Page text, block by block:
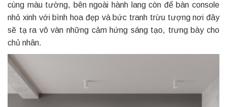
cùng màu tường, bên ngoài hành lang còn để bàn console
nhỏ xinh với bình hoa đẹp và bức tranh trừu tượng nơi đây
sẽ tạ ra vô vàn những cảm hứng sáng tạo, trưng bày cho
chủ nhân.